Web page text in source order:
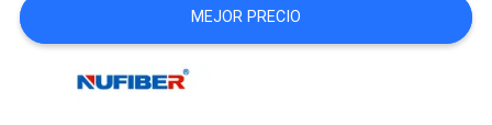
PIDA
UNA
MEJOR PRECIO